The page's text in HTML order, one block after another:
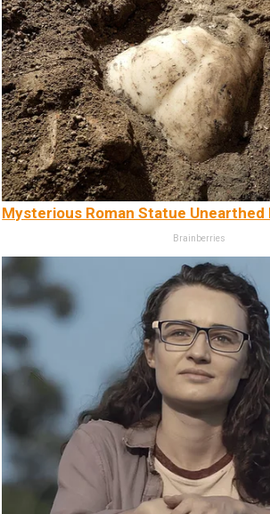
Mysterious Roman Statue Unearthed
Brainberries